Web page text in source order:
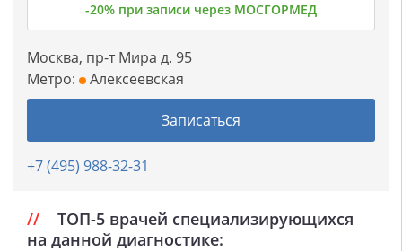
-20% при записи через МОСГОРМЕД
Москва, пр-т Мира д. 95
Метро:
Алексеевская
Записаться
+7 (495) 988-32-31
ТОП-5 врачей специализирующихся
на данной диагностике: